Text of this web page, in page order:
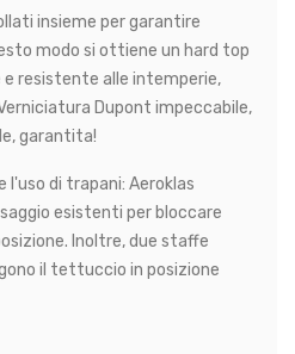
insieme per garantire
modo si ottiene un hard top
e resistente alle intemperie,
Dupont impeccabile,
garantita!
l'uso di trapani: Aeroklas
esistenti per bloccare
Inoltre, due staffe
il tettuccio in posizione